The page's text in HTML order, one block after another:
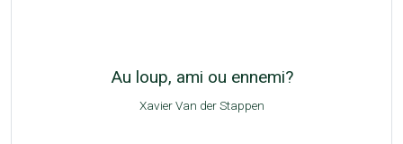
Au loup, ami ou ennemi?
Xavier Van der Stappen